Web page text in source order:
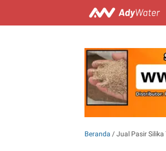
Beranda /Jual Pasir Silika